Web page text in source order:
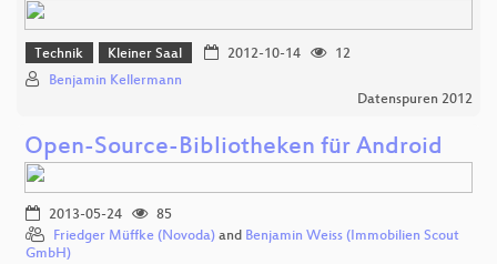
Technik Kleiner Saal 2012-10-14
12
Benjamin Kellermann
Datenspuren 2012
Open-Source-Bibliotheken für Android
2013-05-24
85
Friedger Müffke (Novoda) and Benjamin Weiss (Immobilien Scout
GmbH)